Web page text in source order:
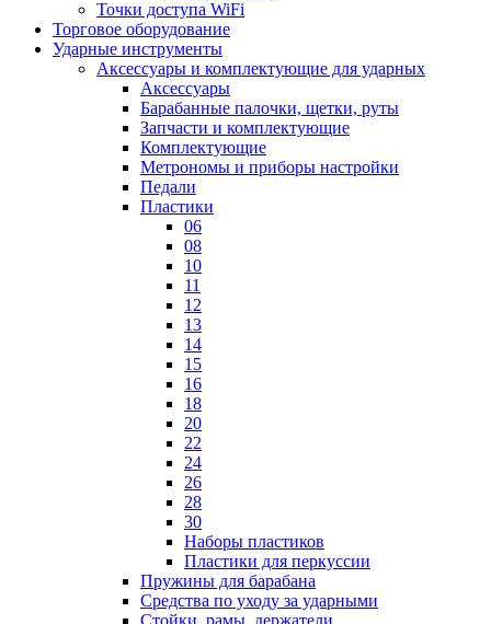
Точки доступа WiFi
Торговое оборудование
Ударные инструменты
Аксессуары и комплектующие для ударных
Аксессуары
Барабанные палочки, щетки, руты
Запчасти и комплектующие
Комплектующие
Метрономы и приборы настройки
Педали
Пластики
06
08
10
11
12
13
14
15
16
18
20
22
24
26
28
30
Наборы пластиков
Пластики для перкуссии
Пружины для барабана
Средства по уходу за ударными
Стойки, рамы, держатели